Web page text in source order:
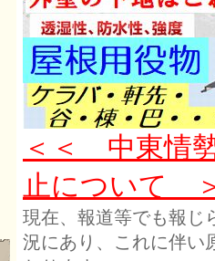
＜＜ 中東情
止について
現在、報道等でも報じ
況にあり、これに伴い